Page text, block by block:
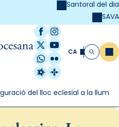
Santoral del dia
SAVA
Facebook
Instagram
X / Twitter
YouTube
WhatsApp
Flickr
Radio Estel
Catalunya
CA Cerca
del lloc eclesial a la llum